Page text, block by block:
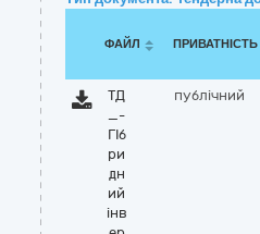
ФАЙЛ ПРИВАТНІСТЬ
ТД
_-
ГІб
ри
дн
ий
інв
публічний